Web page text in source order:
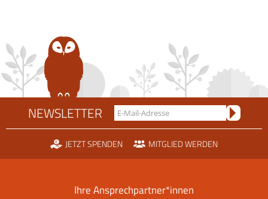
NEWSLETTER
JETZT SPENDEN MITGLIED WERDEN
Ihre Ansprechpartner*innen